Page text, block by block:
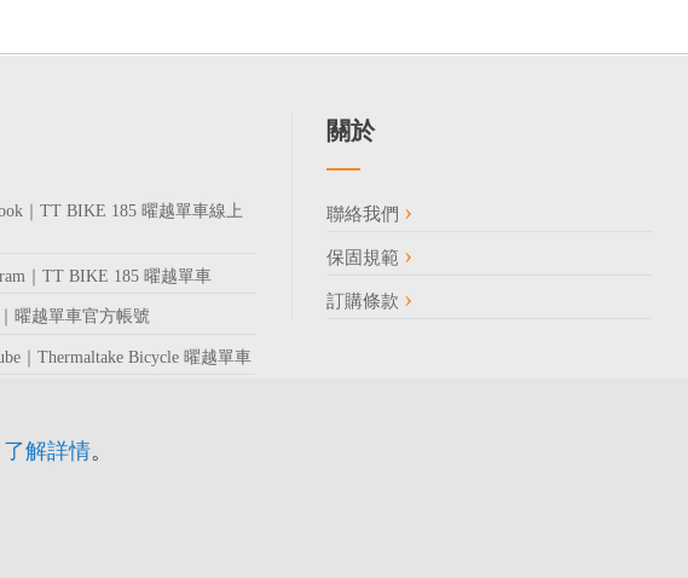
了解詳情。
｜TT BIKE 185 曜越單車線上
｜TT BIKE 185 曜越單車
曜越單車官方帳號
｜Thermaltake Bicycle 曜越單車
關於
聯絡我們
保固規範
訂購條款